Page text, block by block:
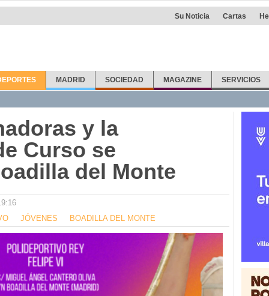
Su Noticia Cartas
MADRID SOCIEDAD MAGAZINE SERVICIOS
y la
Curso se
del Monte
JÓVENES BOADILLA DEL MONTE